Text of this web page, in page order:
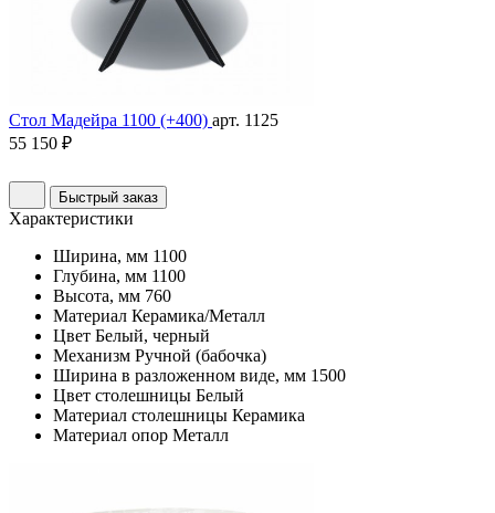
Стол Мадейра 1100 (+400) арт. 1125
55 150 ₽
Быстрый заказ
Характеристики
Ширина, мм 1100
Глубина, мм 1100
Высота, мм 760
Материал Керамика/Металл
Цвет Белый, черный
Механизм Ручной (бабочка)
Ширина в разложенном виде, мм 1500
Цвет столешницы Белый
Материал столешницы Керамика
Материал опор Металл